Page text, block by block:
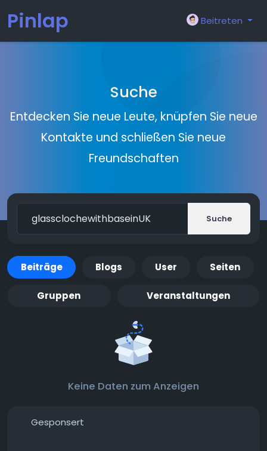
Pinlap Beitreten
Suche
Entdecken Sie neue Leute, knüpfen Sie neue
Kontakte und schließen Sie neue
Freundschaften
Suche
Beiträge Blogs User Seiten
Gruppen Veranstaltungen
Keine Daten zum Anzeigen
Gesponsert